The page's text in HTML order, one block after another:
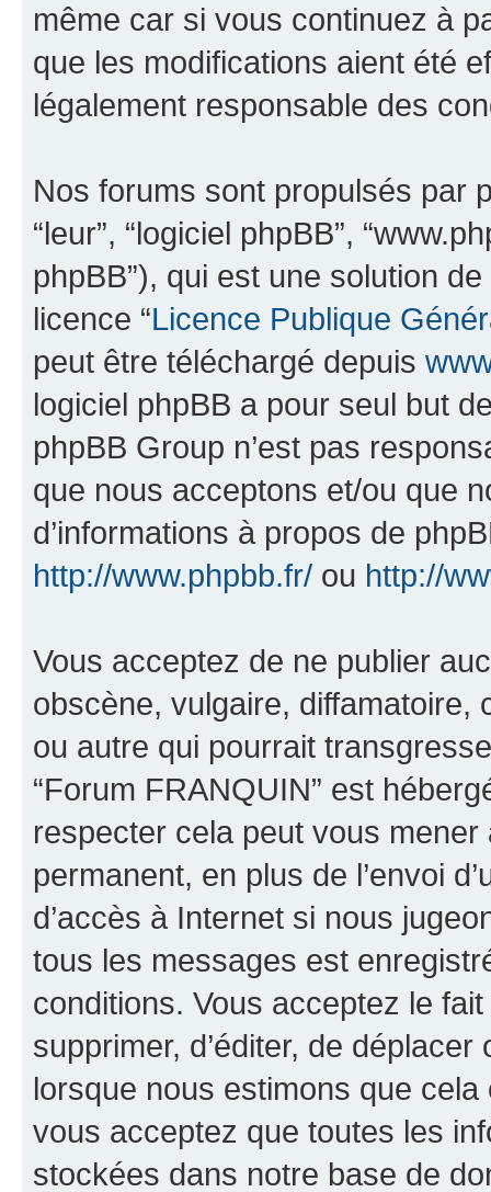
même car si vous continuez à
que les modifications aient été
légalement responsable des
Nos forums sont propulsés par
“leur”, “logiciel phpBB”,
phpBB”), qui est une solution
licence “Licence Publique
peut être téléchargé depuis
logiciel phpBB a pour seul but
phpBB Group n’est pas
que nous acceptons et/ou que
d’informations à propos de
http://www.phpbb.fr/ ou http://
Vous acceptez de ne publier
obscène, vulgaire, diffamatoire,
ou autre qui pourrait
“Forum FRANQUIN” est
respecter cela peut vous
permanent, en plus de l’envoi
d’accès à Internet si nous
tous les messages est
conditions. Vous acceptez le
supprimer, d’éditer, de
lorsque nous estimons que cela
vous acceptez que toutes les
stockées dans notre base de